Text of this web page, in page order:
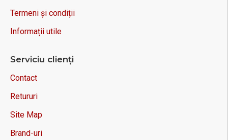
Termeni și condiții
Informații utile
Serviciu clienți
Contact
Retururi
Site Map
Brand-uri